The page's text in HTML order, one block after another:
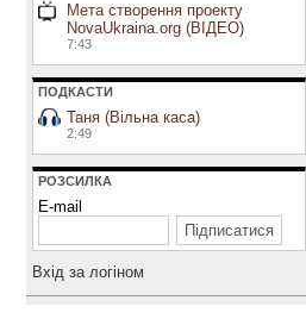
Мета створення проекту
NovaUkraina.org (ВІДЕО)
7:43
ПОДКАСТИ
Таня (Вільна каса)
2:49
РОЗСИЛКА
E-mail
Вхiд за логiном